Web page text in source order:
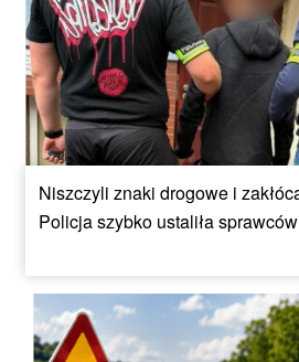
Niszczyli znaki drogowe i
Policja szybko ustaliła sprawców